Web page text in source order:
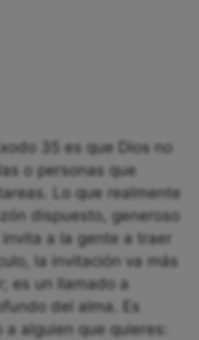
35 es que Dios no
o personas que
Lo que realmente
dispuesto, generoso
a la gente a traer
la invitación va más
es un llamado a
del alma. Es
alguien que quieres: